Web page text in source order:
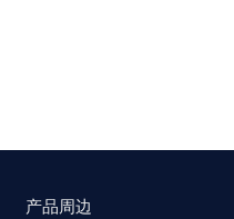
产品周边